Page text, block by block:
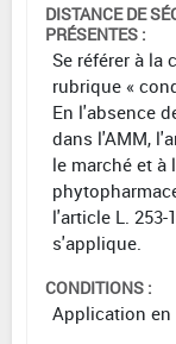
DISTANCE DE
PRÉSENTES :
Se référer à la
rubrique «
En l'absence
dans l'AMM,
le marché et
l'article L.
s'applique.
CONDITIONS :
Application en